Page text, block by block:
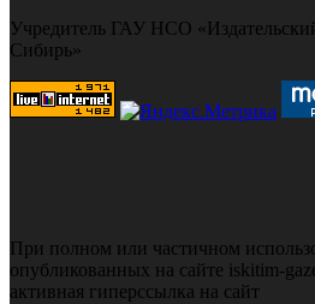
Учредитель ГАУ НСО
Сибирь»
При полном или частичном
опубликованных на сайте iskitim-
активная гиперссылка на сайт